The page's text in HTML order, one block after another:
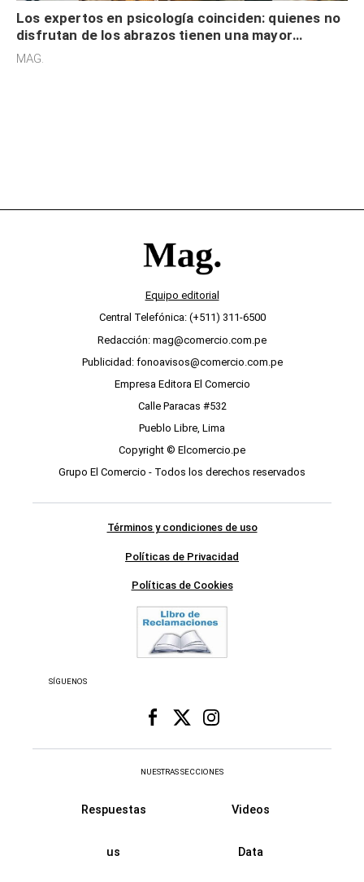
Los expertos en psicología coinciden: quienes no
disfrutan de los abrazos tienen una mayor
sensibilidad a los estímulos físicos y no es por
MAG.
Equipo editorial
Central Telefónica: (+511) 311-6500
Redacción: mag@comercio.com.pe
Publicidad: fonoavisos@comercio.com.pe
Empresa Editora El Comercio
Calle Paracas #532
Pueblo Libre, Lima
Copyright © Elcomercio.pe
Grupo El Comercio - Todos los derechos reservados
Términos y condiciones de uso
Políticas de Privacidad
Políticas de Cookies
SÍGUENOS
NUESTRAS SECCIONES
Respuestas Videos
us Data